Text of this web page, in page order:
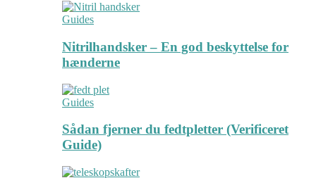
Guides
Nitrilhandsker – En god beskyttelse for
hænderne
Guides
Sådan fjerner du fedtpletter (Verificeret
Guide)